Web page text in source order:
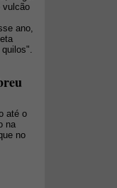
vulcão
ano,
até o
na
no